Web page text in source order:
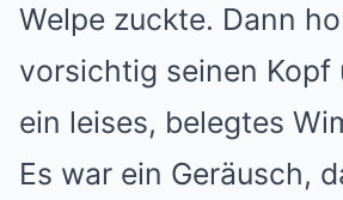
Welpe zuckte. Dann
vorsichtig seinen Kopf
ein leises, belegtes
Es war ein Geräusch,